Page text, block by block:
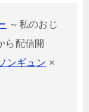
～私のおじ
ら配信開
ンギュン ×